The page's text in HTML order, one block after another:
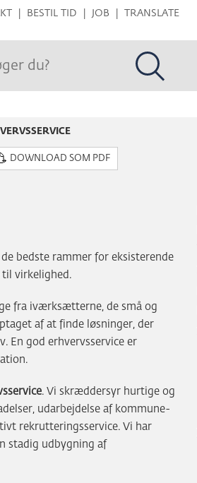
Hop
BESTIL TID JOB TRANSLATE
DOWNLOAD SOM PDF
bedste rammer for eksisterende
til virkelighed.
fra iværksætterne, de små og
af at finde løsninger, der
En god erhvervsservice er
. Vi skræddersyr hurtige og
udarbejdelse af kommune-
rekrutteringsservice. Vi har
stadig udbygning af